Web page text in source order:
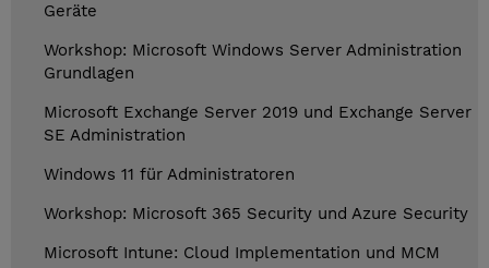
Geräte
Workshop: Microsoft Windows Server Administration
Grundlagen
Microsoft Exchange Server 2019 und Exchange Server
SE Administration
Windows 11 für Administratoren
Workshop: Microsoft 365 Security und Azure Security
Microsoft Intune: Cloud Implementation und MCM